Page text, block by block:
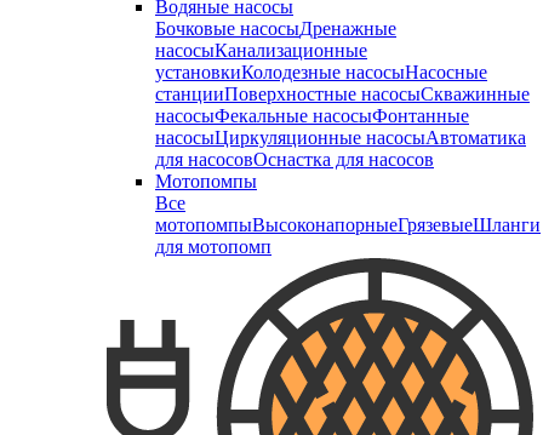
Водяные насосы
Бочковые насосыДренажные
насосыКанализационные
установкиКолодезные насосыНасосные
станцииПоверхностные насосыСкважинные
насосыФекальные насосыФонтанные
насосыЦиркуляционные насосыАвтоматика
для насосовОснастка для насосов
Мотопомпы
Все
мотопомпыВысоконапорныеГрязевыеШланги
для мотопомп